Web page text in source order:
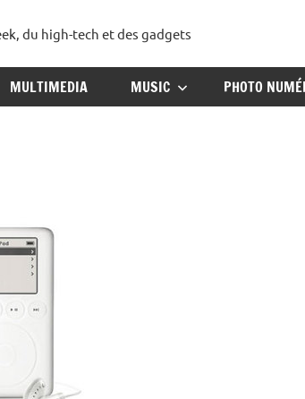
du high-tech et des gadgets
MULTIMEDIA MUSIC PHOTO